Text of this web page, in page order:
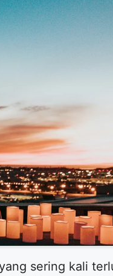
sering kali